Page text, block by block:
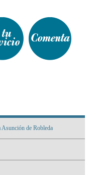
Asunción de Robleda